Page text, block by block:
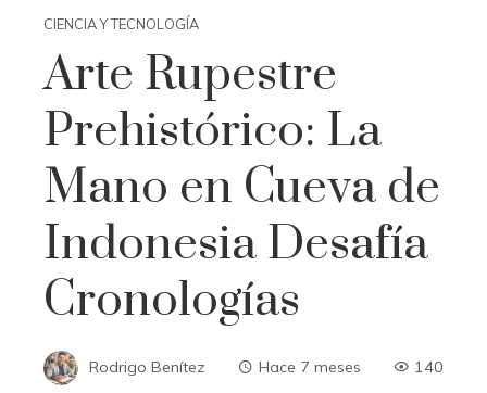
CIENCIA Y TECNOLOGÍA
Arte Rupestre
Prehistórico: La
Mano en Cueva de
Indonesia Desafía
Cronologías
Rodrigo Benítez Hace 7 meses 140